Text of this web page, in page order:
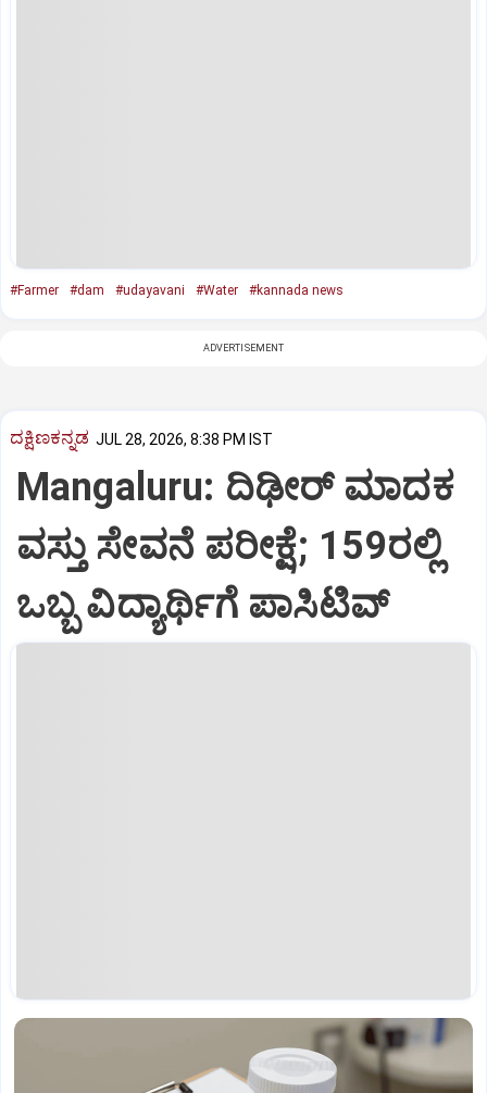
#Farmer #dam #udayavani #Water #kannada news
ADVERTISEMENT
ದಕ್ಷಿಣಕನ್ನಡ JUL 28, 2026, 8:38 PM IST
Mangaluru: ದಿಢೀರ್ ಮಾದಕ
ವಸ್ತು ಸೇವನೆ ಪರೀಕ್ಷೆ; 159ರಲ್ಲಿ
ಒಬ್ಬ ವಿದ್ಯಾರ್ಥಿಗೆ ಪಾಸಿಟಿವ್‌